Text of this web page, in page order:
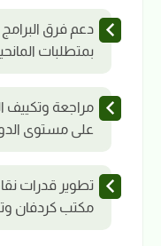
دعم فرق
بمتطلبات
مراجعة وتكييف
على مستوى
تطوير قدرات
مكتب كردفان